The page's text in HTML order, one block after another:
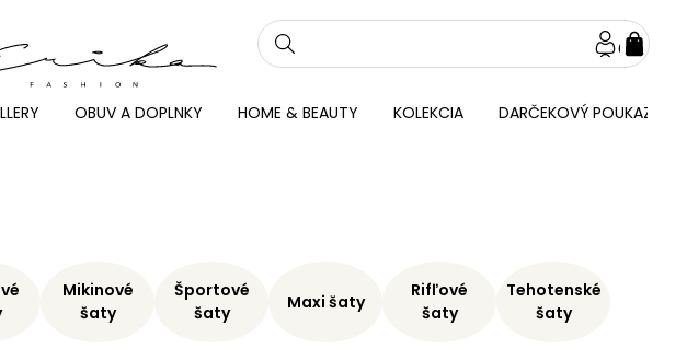
OBUV A DOPLNKY HOME & BEAUTY KOLEKCIA DARČEKOVÝ POUKAZ
Mikinové
šaty
Športové
šaty
Maxi šaty
Rifľové
šaty
Tehotenské
šaty